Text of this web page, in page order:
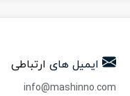
ایمیل های ارتباطی
info@mashinno.com